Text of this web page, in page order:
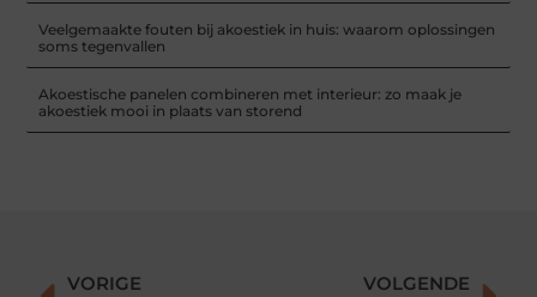
Veelgemaakte fouten bij akoestiek in huis: waarom oplossingen
soms tegenvallen
Akoestische panelen combineren met interieur: zo maak je
akoestiek mooi in plaats van storend
VORIGE VOLGENDE